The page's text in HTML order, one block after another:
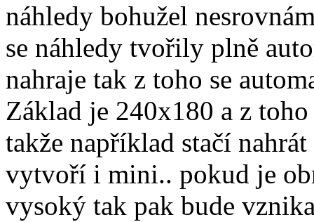
náhledy bohužel
se náhledy tvořily plně
nahraje tak z toho se
Základ je 240x180 a z
takže například stačí
vytvoří i mini.. pokud je
vysoký tak pak bude